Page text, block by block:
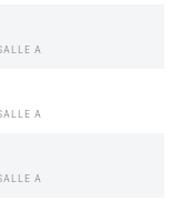
A
A
A